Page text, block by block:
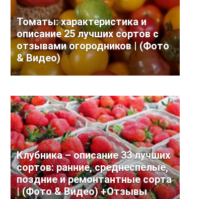
Томаты: характеристика и
описание 25 лучших сортов с
отзывами огородников | (Фото
& Видео)
Клубника – описание 33 лучших
сортов: ранние, среднеспелые,
поздние и ремонтантные сорта
| (Фото & Видео) +Отзывы